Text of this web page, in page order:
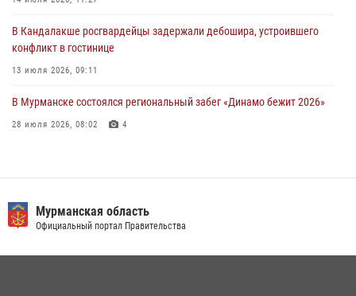
баре на улице Орликовой
29 июля 2026, 09:34
В Кандалакше росгвардейцы задержали дебошира, устроившего
конфликт в гостинице
13 июля 2026, 09:11
В Мурманске состоялся региональный забег «Динамо бежит 2026»
28 июля 2026, 08:02 4
В Мурманске росгвардейцы пресекли хулиганские действия
Мурманская область
Официальный портал Правительства